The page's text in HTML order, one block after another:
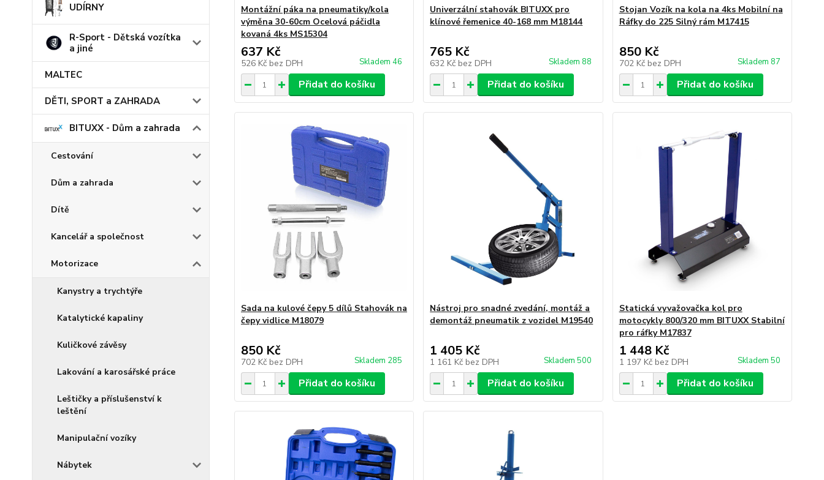
UDÍRNY
R-Sport - Dětská vozítka
a jiné
MALTEC
DĚTI, SPORT a ZAHRADA
BITUXX - Dům a zahrada
Cestování
Dům a zahrada
Dítě
Kancelář a společnost
Motorizace
Kanystry a trychtýře
Katalytické kapaliny
Kuličkové závěsy
Lakování a karosářské práce
Leštičky a příslušenství k
leštění
Manipulační vozíky
Nábytek
Montážní páka na pneumatiky/kola
výměna 30-60cm Ocelová páčidla
kovaná 4ks MS15304
637 Kč
526 Kč bez DPH Skladem 46
Přidat do košíku
Univerzální stahovák BITUXX pro
klínové řemenice 40-168 mm M18144
765 Kč
632 Kč bez DPH Skladem 88
Přidat do košíku
Stojan Vozík na kola na 4ks Mobilní na
Ráfky do 225 Silný rám M17415
850 Kč
702 Kč bez DPH Skladem 87
Přidat do košíku
Sada na kulové čepy 5 dílů Stahovák na
čepy vidlice M18079
850 Kč
702 Kč bez DPH Skladem 285
Přidat do košíku
Nástroj pro snadné zvedání, montáž a
demontáž pneumatik z vozidel M19540
1 405 Kč
1 161 Kč bez DPH Skladem 500
Přidat do košíku
Statická vyvažovačka kol pro
motocykly 800/320 mm BITUXX Stabilní
pro ráfky M17837
1 448 Kč
1 197 Kč bez DPH Skladem 50
Přidat do košíku